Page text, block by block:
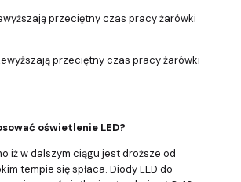
przeciętny czas pracy żarówki
przeciętny czas pracy żarówki
oświetlenie LED?
iż w dalszym ciągu jest droższe od
tempie się spłaca. Diody LED do